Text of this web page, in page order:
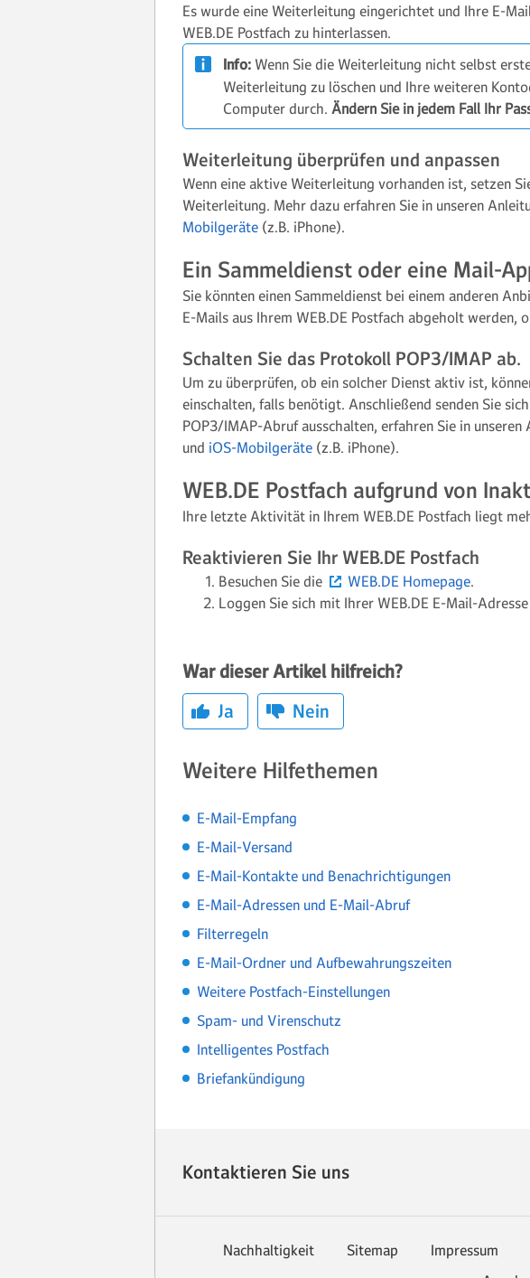
Es wurde eine Weiterleitung eingerichtet und Ihre E-
WEB.DE Postfach zu hinterlassen.
Info: Wenn Sie die Weiterleitung nicht selbst
Weiterleitung zu löschen und Ihre weiteren
Computer durch. Ändern Sie in jedem Fall Ihr
Weiterleitung überprüfen und anpassen
Wenn eine aktive Weiterleitung vorhanden ist, setzen
Weiterleitung. Mehr dazu erfahren Sie in unseren
Mobilgeräte (z.B. iPhone).
Ein Sammeldienst oder eine Mail-
Sie könnten einen Sammeldienst bei einem anderen
E-Mails aus Ihrem WEB.DE Postfach abgeholt werden,
Schalten Sie das Protokoll POP3/IMAP ab.
Um zu überprüfen, ob ein solcher Dienst aktiv ist,
einschalten, falls benötigt. Anschließend senden Sie
POP3/IMAP-Abruf ausschalten, erfahren Sie in unseren
und iOS-Mobilgeräte (z.B. iPhone).
WEB.DE Postfach aufgrund von
Ihre letzte Aktivität in Ihrem WEB.DE Postfach liegt
Reaktivieren Sie Ihr WEB.DE Postfach
Besuchen Sie die WEB.DE Homepage.
Loggen Sie sich mit Ihrer WEB.DE E-Mail-
War dieser Artikel hilfreich?
Ja
Nein
Weitere Hilfethemen
E-Mail-Empfang
E-Mail-Versand
E-Mail-Kontakte und Benachrichtigungen
E-Mail-Adressen und E-Mail-Abruf
Filterregeln
E-Mail-Ordner und Aufbewahrungszeiten
Weitere Postfach-Einstellungen
Spam- und Virenschutz
Intelligentes Postfach
Briefankündigung
Kontaktieren Sie uns
Nachhaltigkeit Sitemap Impressum